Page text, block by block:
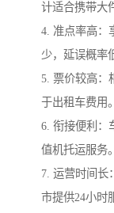
计适合携带大
4. 准点率高：
少，延误概率
5. 票价较高：
于出租车费用。
6. 衔接便利：
值机托运服务。
7. 运营时间长
市提供24小时